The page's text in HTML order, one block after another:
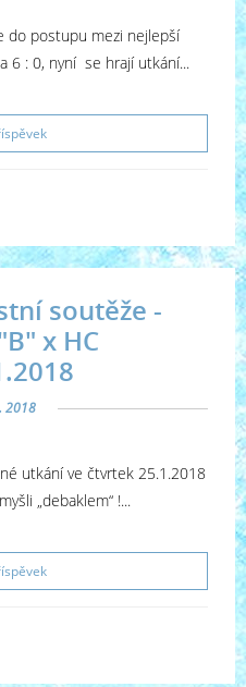
do postupu mezi nejlepší
6 : 0, nyní se hrají utkání...
soutěže -
x HC
2018
utkání ve čtvrtek 25.1.2018
„debaklem“ !...